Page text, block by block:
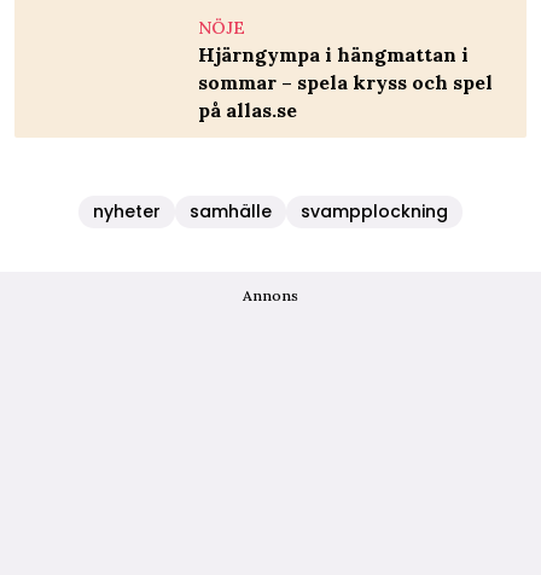
NÖJE
Hjärngympa i hängmattan i
sommar – spela kryss och spel
på allas.se
nyheter samhälle svampplockning
Annons